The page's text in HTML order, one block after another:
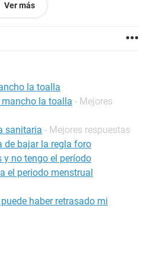
o algo así? O a dónde se va
en el baño, nunca en las
Ver más
la toalla
la toalla - Mejores
sanitaria - Mejores respuestas
de bajar la regla foro
y no tengo el período
el periodo menstrual
haber retrasado mi